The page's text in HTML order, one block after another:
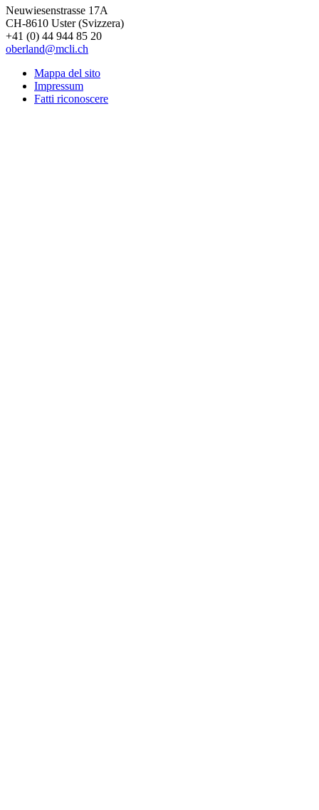
Neuwiesenstrasse 17A
CH-8610 Uster (Svizzera)
+41 (0) 44 944 85 20
oberland@mcli.ch
Mappa del sito
Impressum
Fatti riconoscere